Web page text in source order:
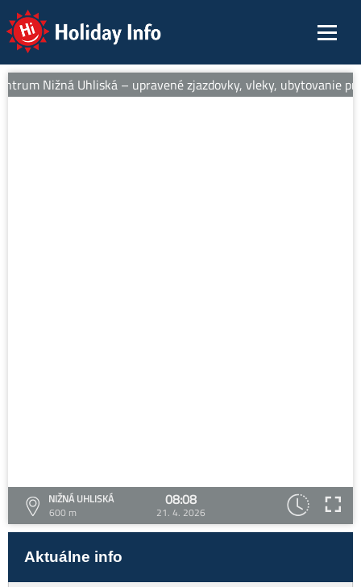
Holiday Info
Nižná Uhliská – upravené zjazdovky, vleky, ubytovanie
NIŽNÁ UHLISKÁ
600 m
08:08
21. 4. 2026
Aktuálne info